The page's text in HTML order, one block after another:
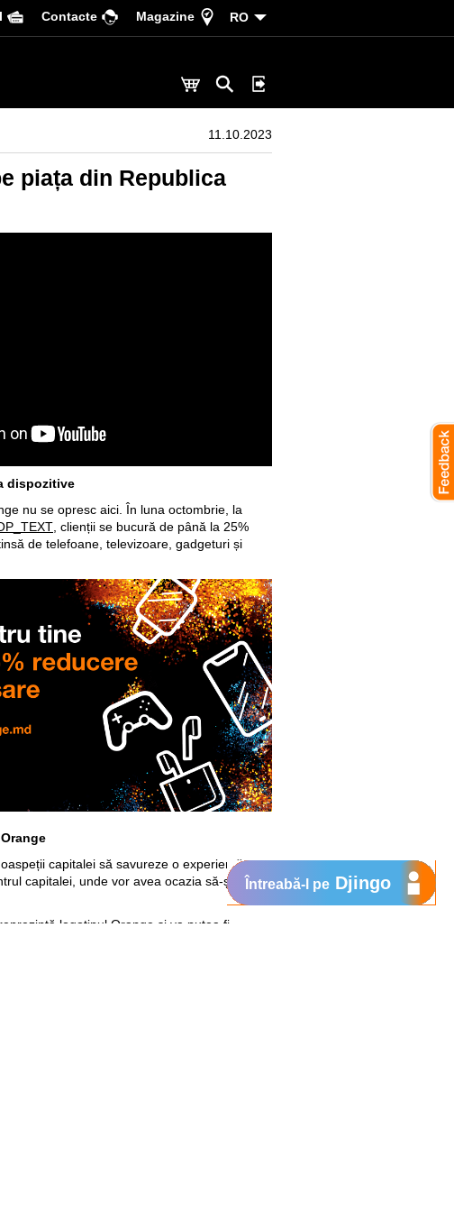
Сontacte Magazine RO
11.10.2023
piața din Republica
dispozitive
nu se opresc aici. În luna octombrie, la
, clienții se bucură de până la 25%
de telefoane, televizoare, gadgeturi și
capitalei să savureze o experiență
capitalei, unde vor avea ocazia să-și pună
logotipul Orange și va putea fi
Întreabă-l pe Djingo